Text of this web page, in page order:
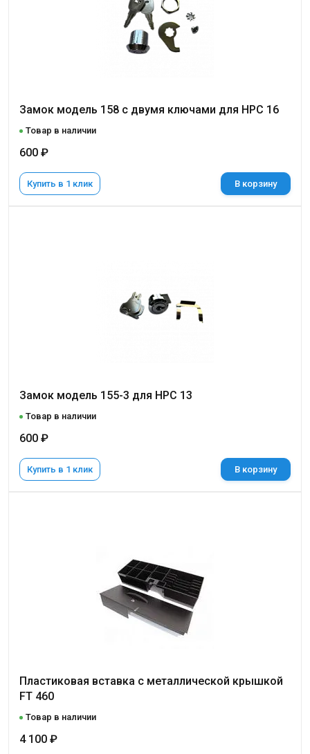
Замок модель 158 с двумя ключами для НРС 16
Товар в наличии
600 ₽
Купить в 1 клик В корзину
Замок модель 155-3 для НРС 13
Товар в наличии
600 ₽
Купить в 1 клик В корзину
Пластиковая вставка с металлической крышкой
FT 460
Товар в наличии
4 100 ₽